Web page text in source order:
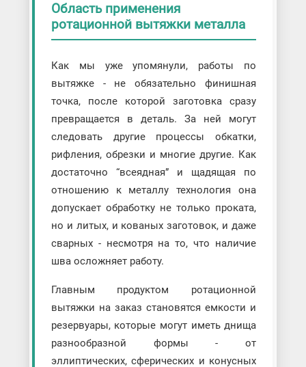
Область применения
ротационной вытяжки металла
Как мы уже упомянули, работы по
вытяжке - не обязательно финишная
точка, после которой заготовка сразу
превращается в деталь. За ней могут
следовать другие процессы обкатки,
рифления, обрезки и многие другие. Как
достаточно “всеядная” и щадящая по
отношению к металлу технология она
допускает обработку не только проката,
но и литых, и кованых заготовок, и даже
сварных - несмотря на то, что наличие
шва осложняет работу.
Главным продуктом ротационной
вытяжки на заказ становятся емкости и
резервуары, которые могут иметь днища
разнообразной формы - от
эллиптических, сферических и конусных